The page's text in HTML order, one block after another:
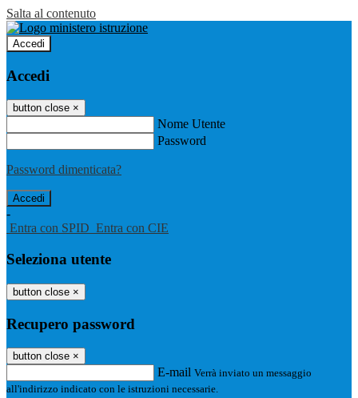
Salta al contenuto
Accedi
Accedi
button close ×
Nome Utente
Password
Password dimenticata?
-
Entra con SPID Entra con CIE
Seleziona utente
button close ×
Recupero password
button close ×
E-mail Verrà inviato un messaggio
all'indirizzo indicato con le istruzioni necessarie.